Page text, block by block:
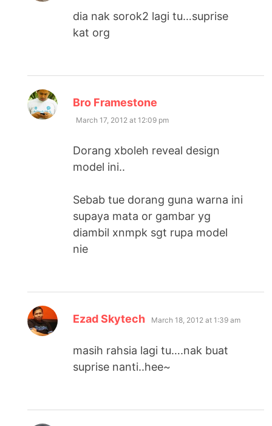
dia nak sorok2 lagi tu…suprise
kat org
Bro Framestone
March 17, 2012 at 12:09 pm
Dorang xboleh reveal design
model ini..
Sebab tue dorang guna warna ini
supaya mata or gambar yg
diambil xnmpk sgt rupa model
nie
Ezad Skytech says:
March 18, 2012 at 1:39 am
masih rahsia lagi tu….nak buat
suprise nanti..hee~